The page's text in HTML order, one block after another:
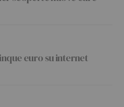
euro su internet